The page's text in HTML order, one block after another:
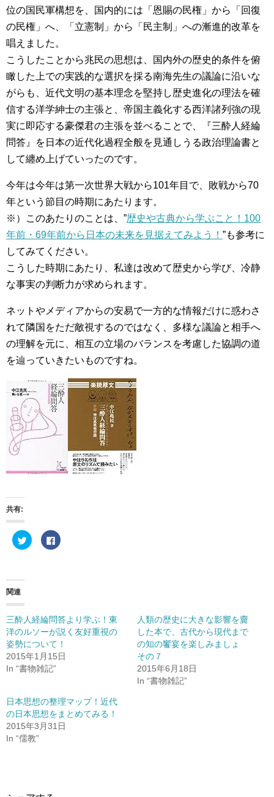
位の国民軍構想を、国内的には「恩賜の民権」から「回復
の民権」へ、「立憲制」から「民主制」への漸進的改革を
唱えました。
こうしたことから兆民の思想は、国内外の歴史的条件を俯
瞰した上での実践的な選択を採る南海先生の議論に沿いな
がらも、近代文明の基本理念を堅持し歴史進化の理法を確
信する洋学紳士の主張と、帝国主義化する西洋諸列強の現
実に即応する豪傑君の主張を並べることで、『三酔人経綸
問答』を日本の近代化過程全般を見通しうる政治理論書と
して纏め上げていったのです。
今年は今年は第一次世界大戦から101年目で、敗戦から70
年という節目の時期にあたります。
※）このあたりのことは、”歴史や古典から学ぶこと！100
年前・69年前から日本の未来を見据えてみよう！ ”も参考に
してみてください。
こうした時期にあたり、私達は改めて歴史から学び、冷静
な事実の判断力が求められます。
ネットやメディアからの安易で一方的な情報だけに惑わさ
れて隣国をただ敵視するのではなく、多様な議論と相手へ
の理解を元に、相互の立場のバランスを考慮した協調の道
を辿っていきたいものですね。
共有:
ク
リ
e
r
で
共
有
(
新
し
ン
ド
ウ
で
開
き
ま
F
a
す
る
に
は
ク
リ
ッ
だ
さ
い
新
関連
三酔人経綸問答より学ぶ！東
洋のルソーが説く友好重視の
姿勢について！
2015年1月15日
In “書物雑記”
人類の歴史に大きな影響を齎
した本で、古代から現代まで
の知の饗宴を楽しみましょ
その７
2015年6月18日
In “書物雑記”
日本思想の整理マップ！近代
の日本思想をまとめてみる！
2015年3月31日
In “儒教”